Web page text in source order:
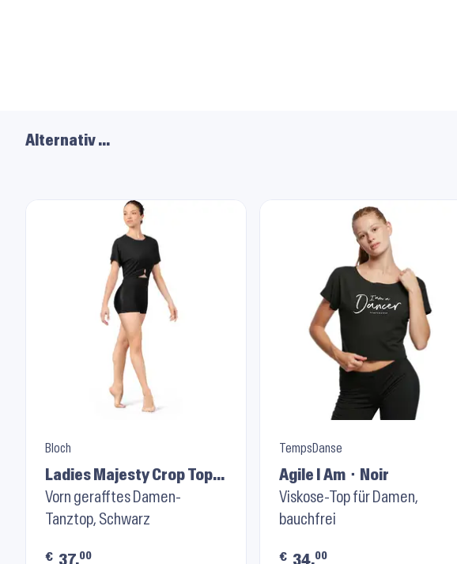
Alternativ …
Bloch
Ladies Majesty Crop Top
M750L ⬝ Black
Vorn gerafftes Damen-
Tanztop, Schwarz
€ 37.00
TempsDanse
Agile I Am ⬝ Noir
Viskose-Top für Damen,
bauchfrei
€ 34.00